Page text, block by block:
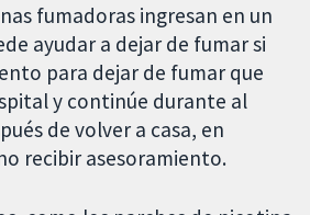
fumadoras ingresan en un
ayudar a dejar de fumar si
para dejar de fumar que
y continúe durante al
de volver a casa, en
recibir asesoramiento.